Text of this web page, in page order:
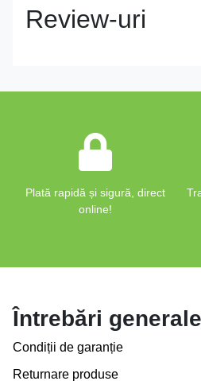
Review-uri
Plată rapidă și sigură, direct
online!
Întrebări generale
Condiții de garanție
Returnare produse